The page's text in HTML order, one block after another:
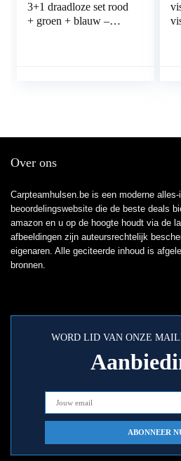
3+1 draadloze set rood
+ groen + blauw –
Over ons
Carpteamhulsen.be is een moderne
beoordelingswebsite die de beste deals
amazon en u op de hoogte houdt via de
afbeeldingen zijn auteursrechtelijk
eigenaren. Alle geciteerde inhoud is
bronnen.
WORD LID VAN ONZE